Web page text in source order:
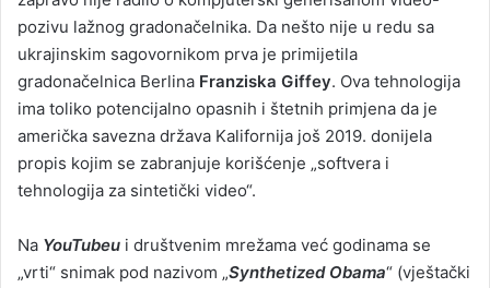
pozivu lažnog gradonačelnika. Da nešto nije u redu sa
ukrajinskim sagovornikom prva je primijetila
gradonačelnica Berlina Franziska Giffey. Ova tehnologija
ima toliko potencijalno opasnih i štetnih primjena da je
američka savezna država Kalifornija još 2019. donijela
propis kojim se zabranjuje korišćenje „softvera i
tehnologija za sintetički video“.
Na YouTubeu i društvenim mrežama već godinama se
„vrti“ snimak pod nazivom „Synthetized Obama“ (vještački